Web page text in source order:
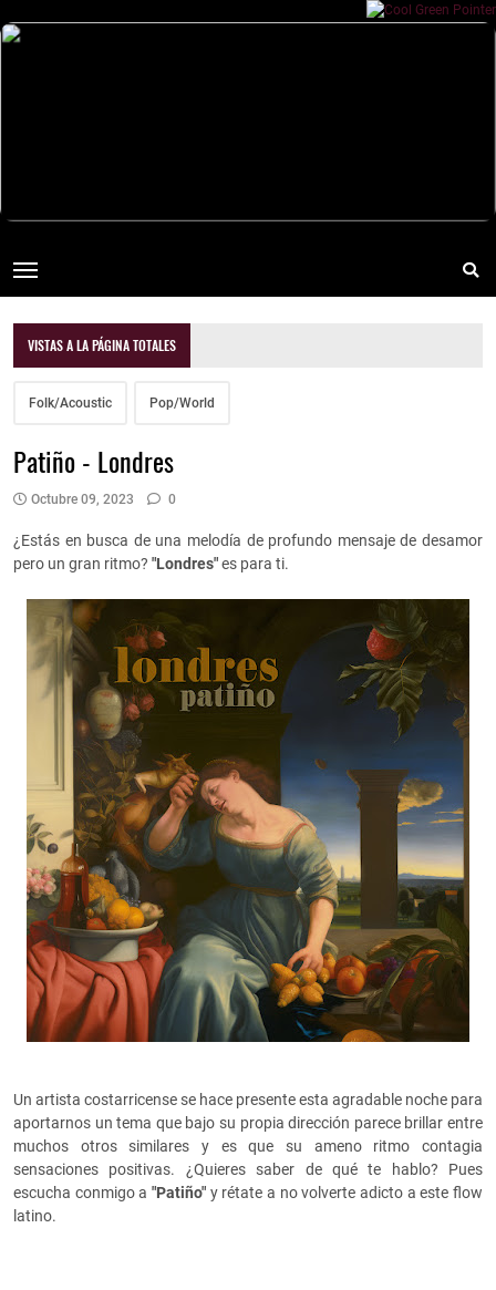
VISTAS A LA PÁGINA TOTALES
Folk/Acoustic Pop/World
Patiño - Londres
Octubre 09, 2023 0
¿Estás en busca de una melodía de profundo mensaje de desamor
pero un gran ritmo? "Londres"es para ti.
Un artista costarricense se hace presente esta agradable noche para
aportarnos un tema que bajo su propia dirección parece brillar entre
muchos otros similares y es que su ameno ritmo contagia
sensaciones positivas. ¿Quieres saber de qué te hablo? Pues
escucha conmigo a "Patiño" y rétate a no volverte adicto a este flow
latino.